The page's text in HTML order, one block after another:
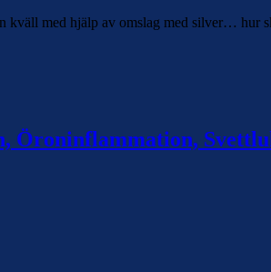
kväll med hjälp av omslag med silver… hur
Öroninflammation,